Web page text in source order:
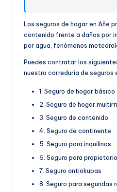
Los seguros de hogar en Añe
contenido frente a daños por
por agua, fenómenos
Puedes contratar los
nuestra correduría de seguros
1. Seguro de hogar básico
2. Seguro de hogar
3. Seguro de contenido
4. Seguro de continente
5. Seguro para inquilinos
6. Seguro para
7. Seguro antiokupas
8. Seguro para segundas